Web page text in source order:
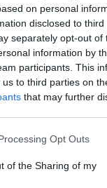
on personal
disclosed to
separately opt-out of
information by
participants. This
to third parties on
that may further
Opt Outs
of the Sharing of my